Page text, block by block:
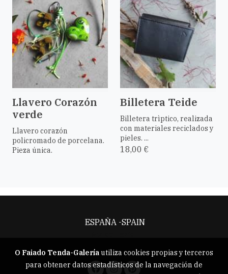
Llavero Corazón
verde
Llavero corazón
policromado de porcelana.
Pieza única.
Billetera Teide
Billetera trìptico, realizada
con materiales reciclados y
pieles. ...
18,00 €
ESPAÑA -SPAIN
O Faiado Tenda-Galeríautiliza cookies propias y terceros
para obtener datos estadísticos de la navegación de